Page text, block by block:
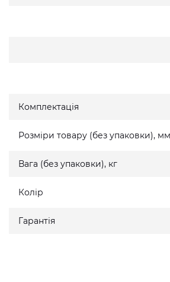
Комплектація
Розміри товару (без упаковки), мм
Вага (без упаковки), кг
Колір
Гарантія